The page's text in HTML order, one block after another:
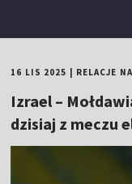
16 LIS 2025 RELACJE
Izrael –
dzisiaj z meczu